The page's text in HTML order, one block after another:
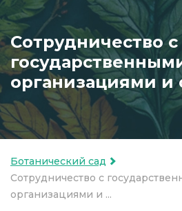
Сотрудничество с
организациями и
Ботанический сад
Сотрудничество с
организациями и ...